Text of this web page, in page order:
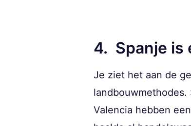
4. Spanje is
Je ziet het aan de
Valencia hebben